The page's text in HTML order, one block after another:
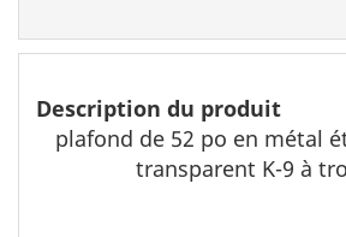
plafond de 52 po en métal
transparent K-9 à